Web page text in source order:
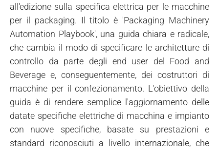
all'edizione sulla specifica elettrica per le macchine
per il packaging. Il titolo è 'Packaging Machinery
Automation Playbook', una guida chiara e radicale,
che cambia il modo di specificare le architetture di
controllo da parte degli end user del Food and
Beverage e, conseguentemente, dei costruttori di
macchine per il confezionamento. L'obiettivo della
guida è di rendere semplice l'aggiornamento delle
datate specifiche elettriche di macchina e impianto
con nuove specifiche, basate su prestazioni e
standard riconosciuti a livello internazionale, che